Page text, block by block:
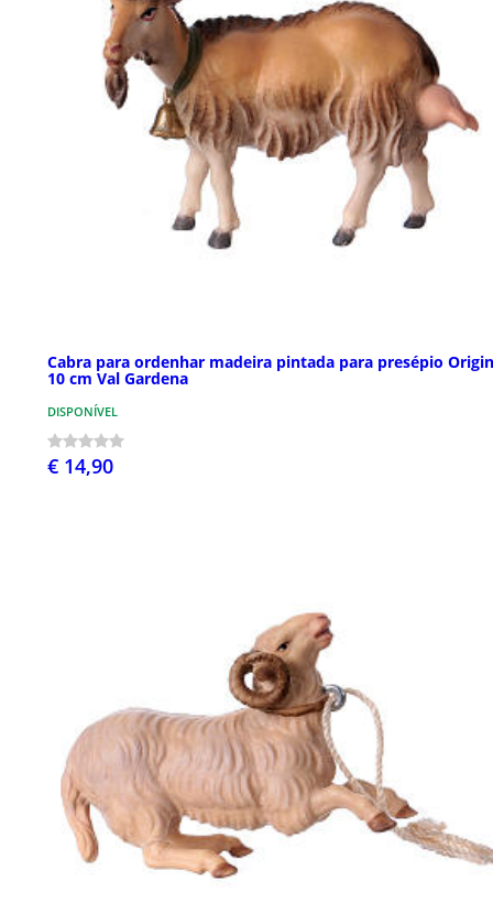
Cabra para ordenhar madeira pintada para presépio
10 cm Val Gardena
DISPONÍVEL
€ 14,90